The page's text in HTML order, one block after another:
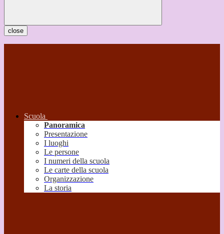
close
Scuola
Panoramica
Presentazione
I luoghi
Le persone
I numeri della scuola
Le carte della scuola
Organizzazione
La storia